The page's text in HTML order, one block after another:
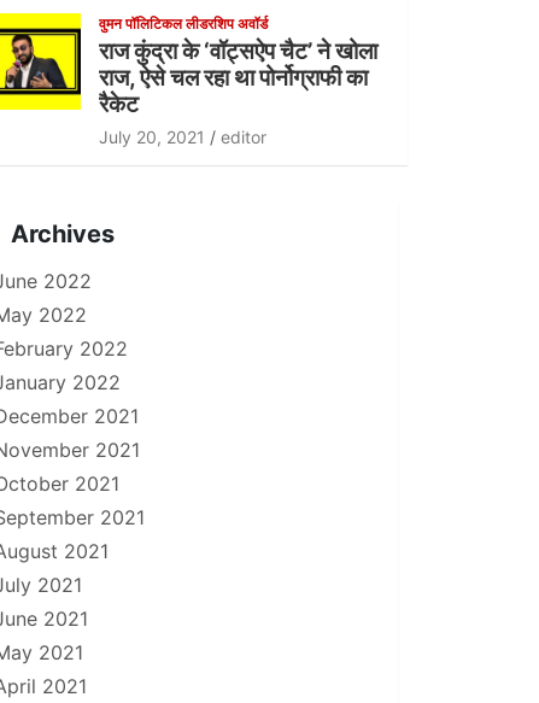
वुमन पॉलिटिकल लीडरशिप अवॉर्ड
राज कुंद्रा के ‘वॉट्सऐप चैट’ ने खोला
राज, ऐसे चल रहा था पोर्नोग्राफी का
रैकेट
July 20, 2021 editor
Archives
2022
2022
2022
2022
2021
2021
2021
2021
2021
2021
2021
2021
2021